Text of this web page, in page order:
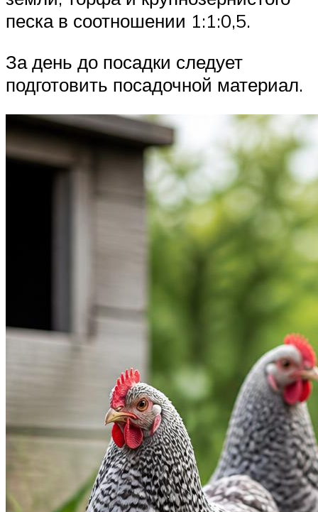
песка в соотношении 1:1:0,5.
За день до посадки следует
подготовить посадочной материал.